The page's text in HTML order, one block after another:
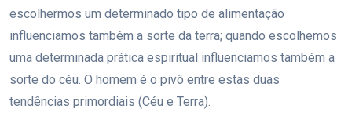
escolhermos um determinado tipo de alimentação
influenciamos também a sorte da terra; quando escolhemos
uma determinada prática espiritual influenciamos também a
sorte do céu. O homem é o pivô entre estas duas
tendências primordiais (Céu e Terra).